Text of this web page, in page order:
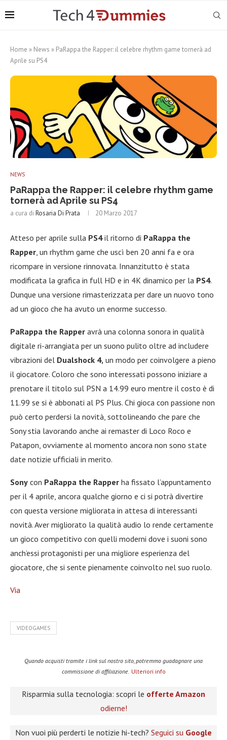
Home » News » PaRappa the Rapper: il celebre rhythm game tornerà ad
Aprile su PS4
NEWS
PaRappa the Rapper: il celebre rhythm game
tornerà ad Aprile su PS4
a cura di Rosaria Di Prata 20 Marzo 2017
Atteso per aprile sulla PS4il ritorno di PaRappa the
Rapper, un rhythm game che uscì ben 20 anni fa e ora
ricompare in versione rinnovata. Innanzitutto è stata
modificata la grafica in full HD e in 4K dinamico per la PS4.
Dunque una versione rimasterizzata per dare un nuovo tono
ad un gioco che ha avuto un enorme successo.
PaRappa the Rapper avrà una colonna sonora in qualità
digitale ri-arrangiata per un suono pulito oltre ad includere
vibrazioni del Dualshock 4, un modo per coinvolgere a pieno
il giocatore. Coloro che sono interessati possono iniziare a
prenotare il titolo sul PSN a 14.99 euro mentre il costo è di
11.99 se si è abbonati al PS Plus. Chi gioca con passione non
può certo perdersi la novità, sottolineando che pare che
Sony stia lavorando anche ai remaster di Loco Roco e
Patapon, ovviamente al momento ancora non sono state
date notizie ufficiali in merito.
Sony con PaRappa the Rapper ha fissato l’appuntamento
per il 4 aprile, ancora qualche giorno e ci si potrà divertire
con questa versione migliorata in attesa di interessanti
novità. Aver migliorato la qualità audio lo rende certamente
un gioco competitivo con quelli moderni dove i suoni sono
anch’essi protagonisti per una migliore esperienza del
giocatore, che si sente pienamente coinvolto nel suo ruolo.
Via
VIDEOGAMES
Quando acquisti tramite i link sul nostro sito, potremmo guadagnare una
commissione di affiliazione. Ulteriori info
Risparmia sulla tecnologia: scopri le offerte Amazon
odierne!
Non vuoi più perderti le notizie hi-tech? Seguici su Google